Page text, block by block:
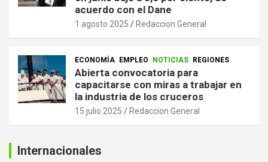
acuerdo con el Dane
1 agosto 2025 Redaccion General
ECONOMÍA EMPLEO NOTICIAS REGIONES
Abierta convocatoria para
capacitarse con miras a trabajar en
la industria de los cruceros
15 julio 2025 Redaccion General
Internacionales